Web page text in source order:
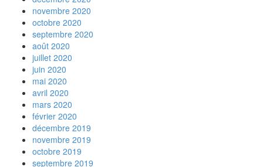
novembre 2020
octobre 2020
septembre 2020
août 2020
juillet 2020
juin 2020
mai 2020
avril 2020
mars 2020
février 2020
décembre 2019
novembre 2019
octobre 2019
septembre 2019